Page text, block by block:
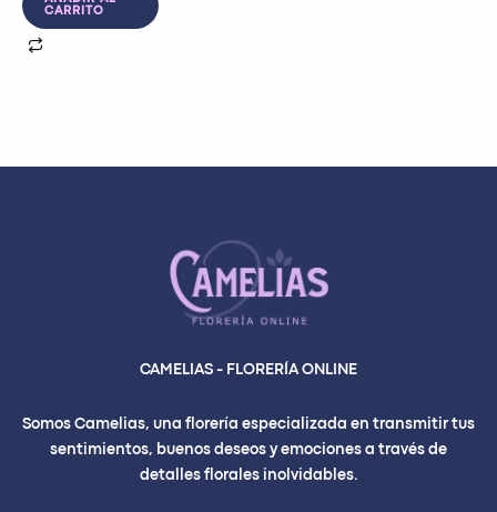
CARRITO
CAMELIAS - FLORERÍA ONLINE
Somos Camelias, una florería especializada en transmitir tus
sentimientos, buenos deseos y emociones a través de
detalles florales inolvidables.